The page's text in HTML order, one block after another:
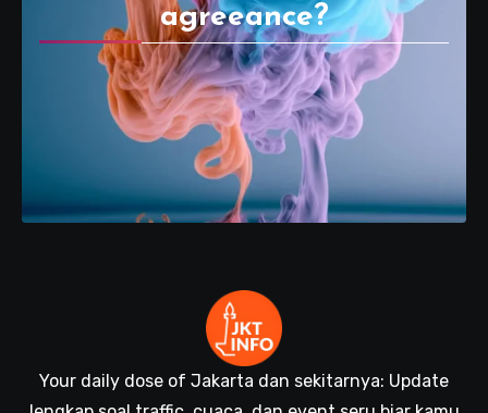
agreeance?
Your daily dose of Jakarta dan sekitarnya: Update